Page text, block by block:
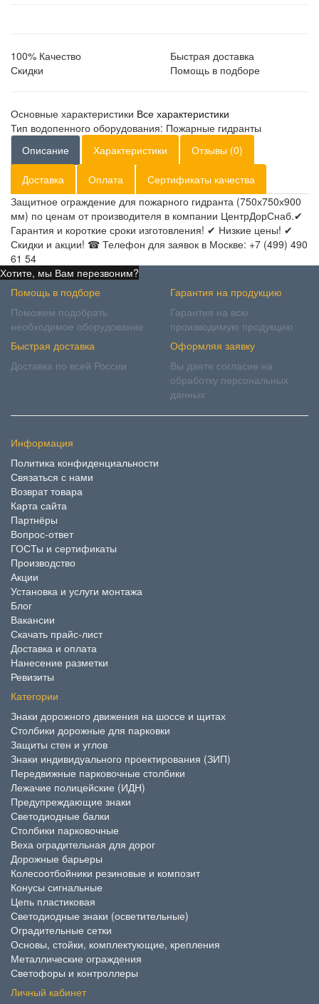
100% Качество
Быстрая доставка
Скидки
Помощь в подборе
Основные характеристики Все характеристики
Тип водопенного оборудования: Пожарные гидранты
Описание
Характеристики Отзывы (0)
Доставка Оплата
Сертификаты качества
Защитное ограждение для пожарного гидранта (750х750х900
мм) по ценам от производителя в компании ЦентрДорСнаб.✔
Гарантия и короткие сроки изготовления! ✔ Низкие цены! ✔
Скидки и акции! ☎ Телефон для заявок в Москве: +7 (499) 490
61 54
Хотите, мы Вам перезвоним?
Помощь в подборе
Поможем подобрать
необходимое оборудование
Гарантия на продукцию
Гарантия на всю
производимую продукцию
Быстрая доставка
Доставка по всей России
Оформляя заявку
Вы даете согласие на
обработку персональных
данных
Информация
Политика конфиденциальности
Связаться с нами
Возврат товара
Карта сайта
Партнёры
Вопрос-ответ
ГОСТы и сертификаты
Производство
Акции
Установка и услуги монтажа
Блог
Вакансии
Скачать прайс-лист
Доставка и оплата
Нанесение разметки
Ревизиты
Категории
Знаки дорожного движения на шоссе и щитах
Столбики дорожные для парковки
Защиты стен и углов
Знаки индивидуального проектирования (ЗИП)
Передвижные парковочные столбики
Лежачие полицейские (ИДН)
Предупреждающие знаки
Светодиодные балки
Столбики парковочные
Веха оградительная для дорог
Дорожные барьеры
Колесоотбойники резиновые и композит
Конусы сигнальные
Цепь пластиковая
Светодиодные знаки (осветительные)
Оградительные сетки
Основы, стойки, комплектующие, крепления
Металлические ограждения
Светофоры и контроллеры
Личный кабинет